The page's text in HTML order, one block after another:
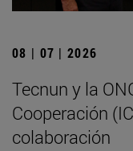
08 | 07 | 2026
Tecnun y la
Cooperación
colaboración